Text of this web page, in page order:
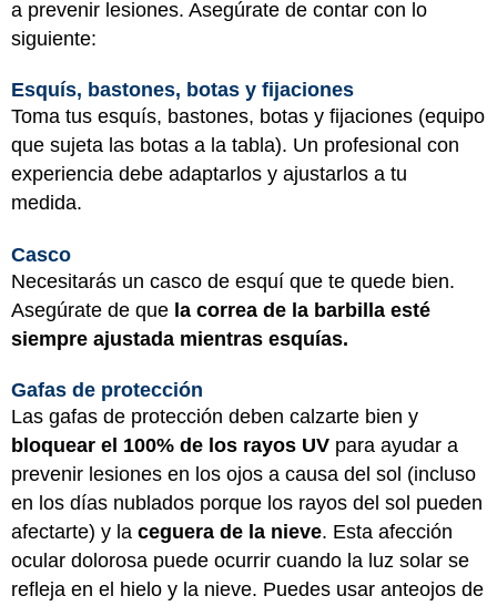
a prevenir lesiones. Asegúrate de contar con lo
siguiente:
Esquís, bastones, botas y fijaciones
Toma tus esquís, bastones, botas y fijaciones (equipo
que sujeta las botas a la tabla). Un profesional con
experiencia debe adaptarlos y ajustarlos a tu
medida.
Casco
Necesitarás un casco de esquí que te quede bien.
Asegúrate de que la correa de la barbilla esté
siempre ajustada mientras esquías.
Gafas de protección
Las gafas de protección deben calzarte bien y
bloquear el 100% de los rayos UV para ayudar a
prevenir lesiones en los ojos a causa del sol (incluso
en los días nublados porque los rayos del sol pueden
afectarte) y la ceguera de la nieve. Esta afección
ocular dolorosa puede ocurrir cuando la luz solar se
refleja en el hielo y la nieve. Puedes usar anteojos de